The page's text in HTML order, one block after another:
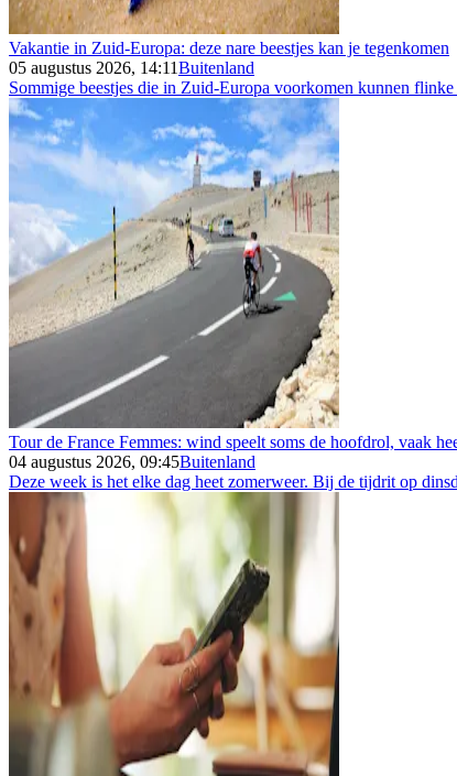
Vakantie in Zuid-Europa: deze nare beestjes kan je tegenkomen
05 augustus 2026, 14:11Buitenland
Sommige beestjes die in Zuid-Europa voorkomen kunnen
Tour de France Femmes: wind speelt soms de hoofdrol, vaak
04 augustus 2026, 09:45Buitenland
Deze week is het elke dag heet zomerweer. Bij de tijdrit op